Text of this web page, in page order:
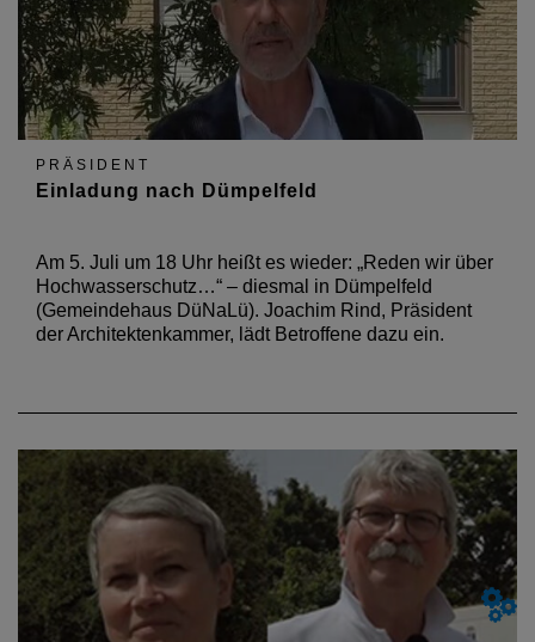
PRÄSIDENT
Einladung nach Dümpelfeld
Am 5. Juli um 18 Uhr heißt es wieder: „Reden wir über
Hochwasserschutz…“ – diesmal in Dümpelfeld
(Gemeindehaus DüNaLü). Joachim Rind, Präsident
der Architektenkammer, lädt Betroffene dazu ein.